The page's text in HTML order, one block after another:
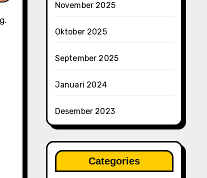
November 2025
Oktober 2025
September 2025
Januari 2024
Desember 2023
Categories